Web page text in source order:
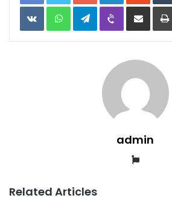
VKontakteWhatsAppTelegramViber Share
Email
admin
Website
Related Articles